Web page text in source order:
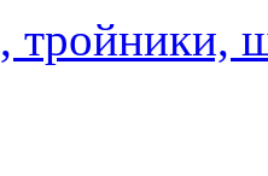
тройники,